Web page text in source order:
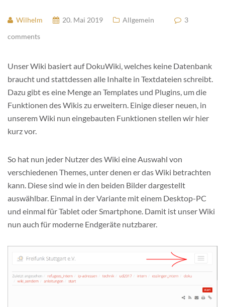
Wilhelm 20. Mai 2019 Allgemein
3
comments
Unser Wiki basiert auf DokuWiki, welches keine Datenbank
braucht und stattdessen alle Inhalte in Textdateien schreibt.
Dazu gibt es eine Menge an Templates und Plugins, um die
Funktionen des Wikis zu erweitern. Einige dieser neuen, in
unserem Wiki nun eingebauten Funktionen stellen wir hier
kurz vor.
So hat nun jeder Nutzer des Wiki eine Auswahl von
verschiedenen Themes, unter denen er das Wiki betrachten
kann. Diese sind wie in den beiden Bilder dargestellt
auswählbar. Einmal in der Variante mit einem Desktop-PC
und einmal für Tablet oder Smartphone. Damit ist unser Wiki
nun auch für moderne Endgeräte nutzbarer.